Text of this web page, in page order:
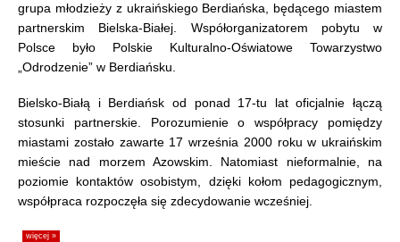
grupa młodzieży z ukraińskiego Berdiańska, będącego miastem
partnerskim Bielska-Białej. Współorganizatorem pobytu w
Polsce było Polskie Kulturalno-Oświatowe Towarzystwo
„Odrodzenie” w Berdiańsku.
Bielsko-Białą i Berdiańsk od ponad 17-tu lat oficjalnie łączą
stosunki partnerskie. Porozumienie o współpracy pomiędzy
miastami zostało zawarte 17 września 2000 roku w ukraińskim
mieście nad morzem Azowskim. Natomiast nieformalnie, na
poziomie kontaktów osobistym, dzięki kołom pedagogicznym,
współpraca rozpoczęła się zdecydowanie wcześniej.
więcej »